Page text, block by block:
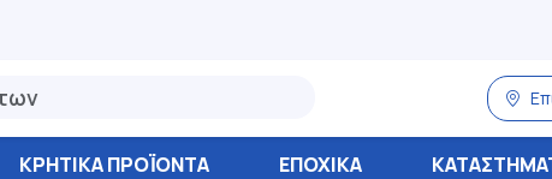
ΚΡΗΤΙΚΑ ΠΡΟΪΟΝΤΑ ΕΠΟΧΙΚΑ